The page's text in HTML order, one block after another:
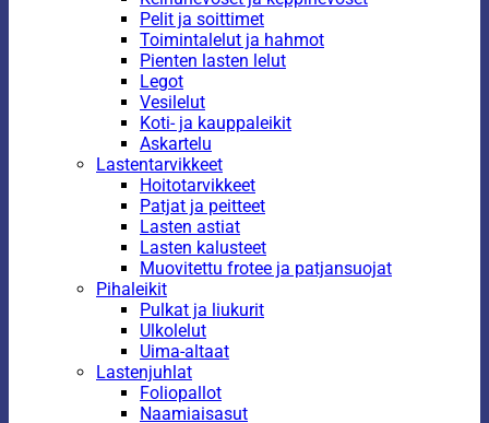
Pelit ja soittimet
Toimintalelut ja hahmot
Pienten lasten lelut
Legot
Vesilelut
Koti- ja kauppaleikit
Askartelu
Lastentarvikkeet
Hoitotarvikkeet
Patjat ja peitteet
Lasten astiat
Lasten kalusteet
Muovitettu frotee ja patjansuojat
Pihaleikit
Pulkat ja liukurit
Ulkolelut
Uima-altaat
Lastenjuhlat
Foliopallot
Naamiaisasut